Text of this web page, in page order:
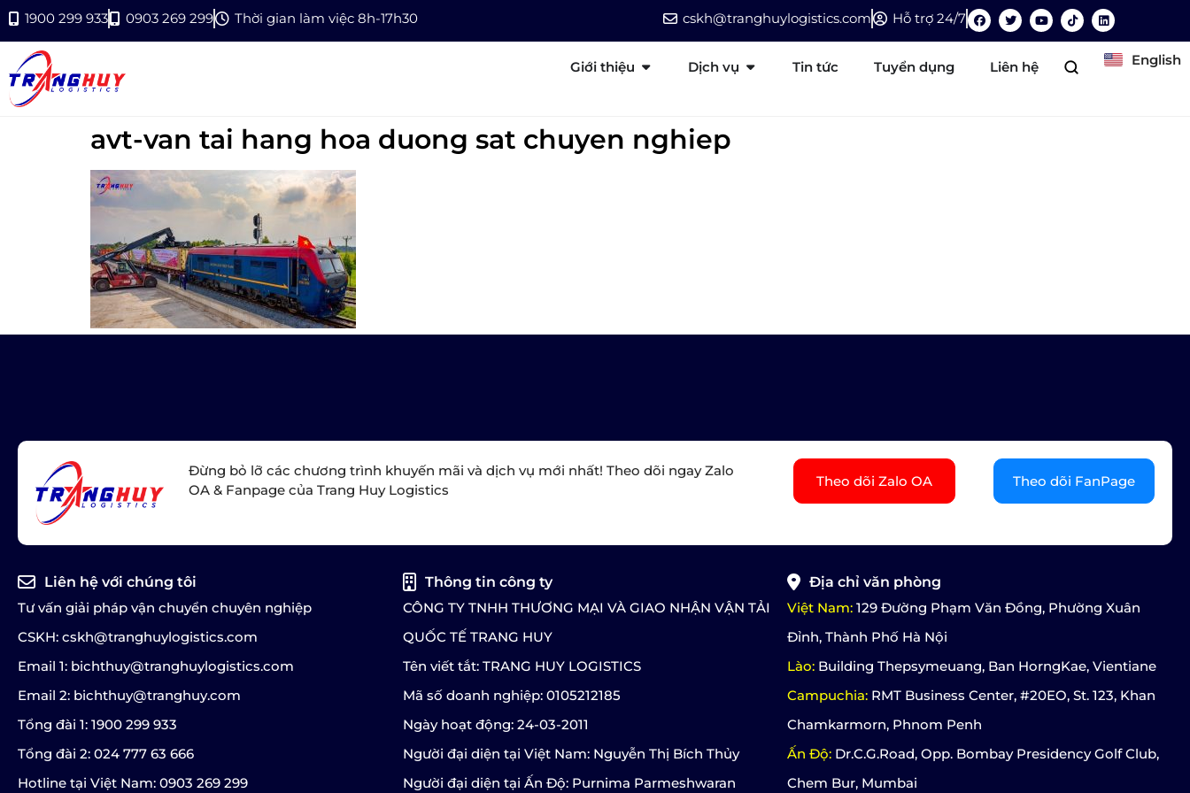
1900 299 933 0903 269 299 Thời gian làm việc 8h-17h30 cskh@tranghuylogistics.com Hỗ trợ 24/7
Giới thiệu Dịch vụ Tin tức Tuyển dụng Liên hệ English
avt-van tai hang hoa duong sat chuyen nghiep
Đừng bỏ lỡ các chương trình khuyến mãi và dịch vụ mới nhất! Theo dõi ngay Zalo
OA & Fanpage của Trang Huy Logistics
Theo dõi Zalo OA Theo dõi FanPage
Liên hệ với chúng tôi
Tư vấn giải pháp vận chuyển chuyên nghiệp
CSKH: cskh@tranghuylogistics.com
Email 1: bichthuy@tranghuylogistics.com
Email 2: bichthuy@tranghuy.com
Tổng đài 1: 1900 299 933
Tổng đài 2: 024 777 63 666
Hotline tại Việt Nam: 0903 269 299
Thông tin công ty
CÔNG TY TNHH THƯƠNG MẠI VÀ GIAO NHẬN VẬN TẢI
QUỐC TẾ TRANG HUY
Tên viết tắt: TRANG HUY LOGISTICS
Mã số doanh nghiệp: 0105212185
Ngày hoạt động: 24-03-2011
Người đại diện tại Việt Nam: Nguyễn Thị Bích Thủy
Người đại diện tại Ấn Độ: Purnima Parmeshwaran
Địa chỉ văn phòng
Việt Nam: 129 Đường Phạm Văn Đồng, Phường Xuân
Đỉnh, Thành Phố Hà Nội
Lào: Building Thepsymeuang, Ban HorngKae, Vientiane
Campuchia: RMT Business Center, #20EO, St. 123, Khan
Chamkarmorn, Phnom Penh
Ấn Độ: Dr.C.G.Road, Opp. Bombay Presidency Golf Club,
Chem Bur, Mumbai